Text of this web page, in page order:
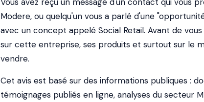
Modere, ou quelqu'un vous a parlé d'une
avec un concept appelé Social Retail. Avant de
sur cette entreprise, ses produits et surtout sur le
vendre.
Cet avis est basé sur des informations publiques :
témoignages publiés en ligne, analyses du secteur